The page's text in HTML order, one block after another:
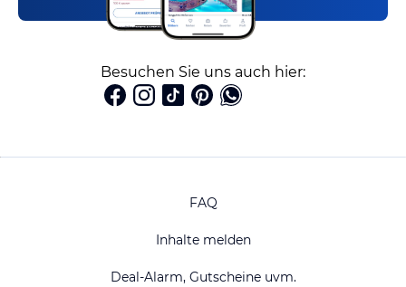
Besuchen Sie uns auch hier:
FAQ
Inhalte melden
Deal-Alarm, Gutscheine uvm.